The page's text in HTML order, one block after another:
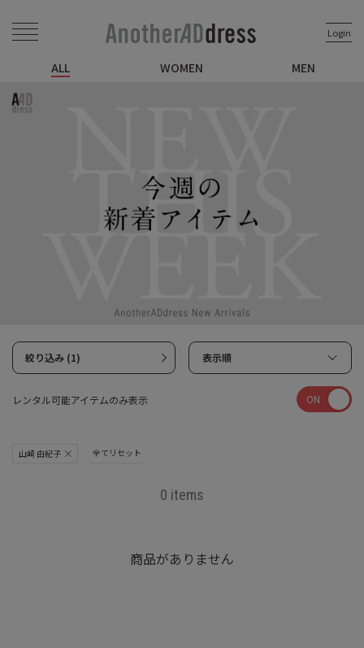
Login
ALL WOMEN MEN
絞り込み (1) 表示順
レンタル可能アイテムのみ表示 ON
山崎 由紀子 全てリセット
0 items
商品がありません